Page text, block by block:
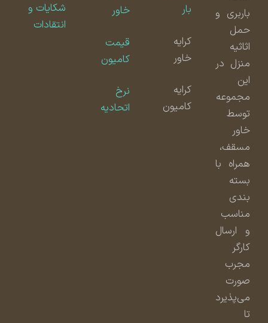
باربری و
حمل
اثاثیه
منزل در
مجموعه
توسط
مسقف،
همراه با
بسته
بندی
مناسب
و ارسال
مجرب
صورت
می‌پذیرد
کامیون
قیمت
کامیون
اتحادیه
شکایات و
انتقادات